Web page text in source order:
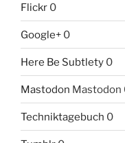
Flickr 0
Google+ 0
Here Be Subtlety 0
Mastodon Mastodon
Techniktagebuch 0